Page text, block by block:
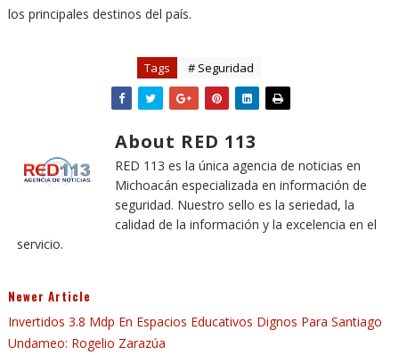
los principales destinos del país.
Tags # Seguridad
About RED 113
RED 113 es la única agencia de noticias en
Michoacán especializada en información de
seguridad. Nuestro sello es la seriedad, la
calidad de la información y la excelencia en el
servicio.
Newer Article
Invertidos 3.8 Mdp En Espacios Educativos Dignos Para Santiago
Undameo: Rogelio Zarazúa